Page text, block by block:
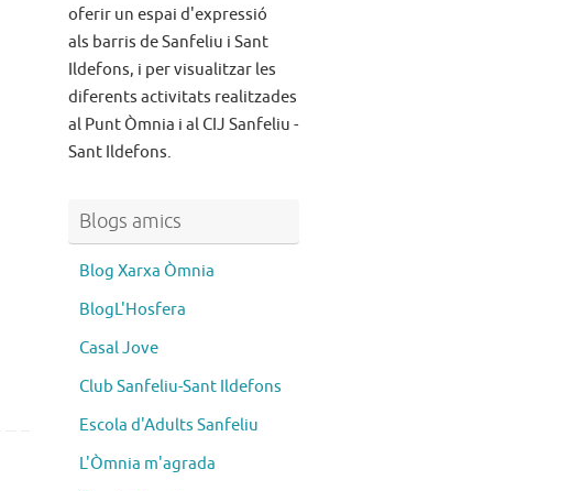
oferir un espai d'expressió
als barris de Sanfeliu i Sant
Ildefons, i per visualitzar les
diferents activitats realitzades
al Punt Òmnia i al CIJ Sanfeliu -
Sant Ildefons.
Blogs amics
Blog Xarxa Òmnia
BlogL'Hosfera
Casal Jove
Club Sanfeliu-Sant Ildefons
Escola d'Adults Sanfeliu
L'Òmnia m'agrada